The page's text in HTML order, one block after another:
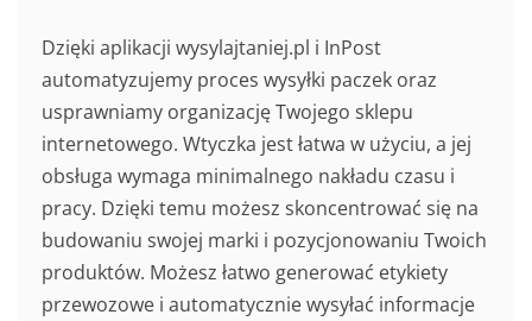
Dzięki aplikacji wysylajtaniej.pl i InPost
automatyzujemy proces wysyłki paczek oraz
usprawniamy organizację Twojego sklepu
internetowego. Wtyczka jest łatwa w użyciu, a jej
obsługa wymaga minimalnego nakładu czasu i
pracy. Dzięki temu możesz skoncentrować się na
budowaniu swojej marki i pozycjonowaniu Twoich
produktów. Możesz łatwo generować etykiety
przewozowe i automatycznie wysyłać informacje